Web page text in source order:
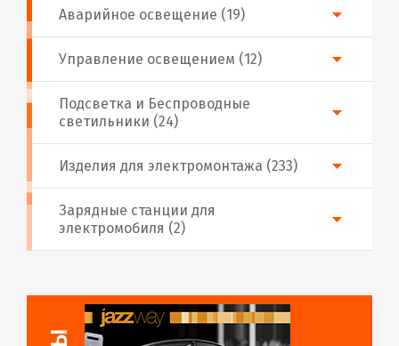
Аварийное освещение (19)
Подсветка и Беспроводные
светильники (24)
Изделия для электромонтажа (233)
Управление освещением (12)
Зарядные станции для
электромобиля (2)